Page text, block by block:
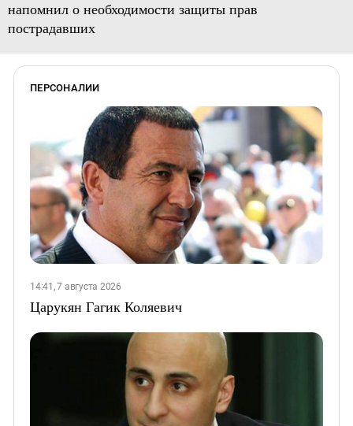
напомнил о необходимости защиты прав
пострадавших
ПЕРСОНАЛИИ
14:41, 7 августа 2026
Царукян Гагик Коляевич